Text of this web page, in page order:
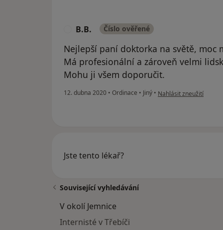
B.B. Číslo ověřené
Nejlepší paní doktorka na světě, moc
Má profesionální a zároveň velmi
Mohu ji všem doporučit.
12. dubna 2020 • Ordinace • Jiný • podle názoru uživatele
Nahlásit zneužití
Jste tento lékař?
Související vyhledávání
V okolí Jemnice
Internisté v Třebíči